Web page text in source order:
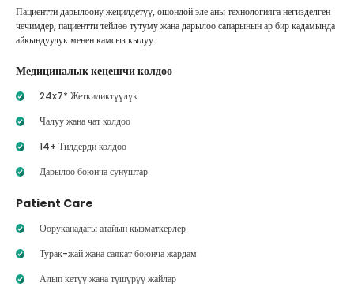
Пациентти дарылоону жеңилдетүү, ошондой эле аны технологияга негизделген
чечимдер, пациентти тейлөө тутуму жана дарылоо сапарынын ар бир кадамында
айкындуулук менен камсыз кылуу.
Медициналык кеңешчи колдоо
24x7* Жеткиликтүүлүк
Чалуу жана чат колдоо
14+ Тилдерди колдоо
Дарылоо боюнча сунуштар
Patient Care
Ооруканадагы атайын кызматкерлер
Турак-жай жана саякат боюнча жардам
Алып кетүү жана түшүрүү жайлар